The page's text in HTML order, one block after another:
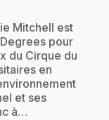
Mitchell est
pour
du Cirque du
en
et ses
à…